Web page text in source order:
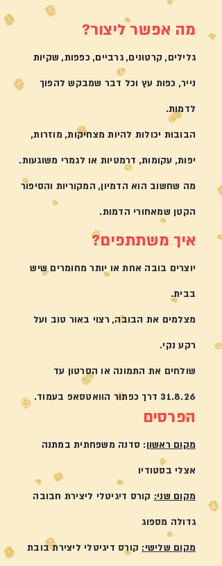
מה אפשר ליצור?
גלילים, קרטונים, גרביים, כפפות, שקיות
נייר, כפות עץ וכל דבר שמבקש להפוך
לדמות.
הבובות יכולות להיות מצחיקות, מוזרות,
יפות, עקומות, דרמטיות או לגמרי משוגעות.
מה שחשוב הוא הדמיון, המקוריות והסיפור
הקטן שמאחורי הדמות.
איך משתתפים?
יוצרים בובה אחת או יותר מחומרים שיש
בבית.
מצלמים את הבובה, רצוי באור טוב ועל
רקע נקי.
שולחים את התמונה או הסרטון עד
31.8.26 דרך כפתור הוואטסאפ בעמוד.
הפרסים
מקום ראשון: סדנה משפחתית במתנה
אצלי בסטודיו
מקום שני: קורס דיגיטלי ליצירת חבובה
גדולה מספוג
מקום שלישי: קורס דיגיטלי ליצירת בובת